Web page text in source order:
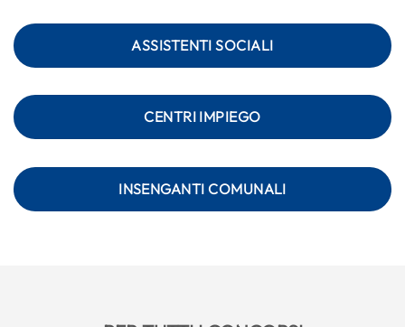
ASSISTENTI SOCIALI
CENTRI IMPIEGO
INSENGANTI COMUNALI